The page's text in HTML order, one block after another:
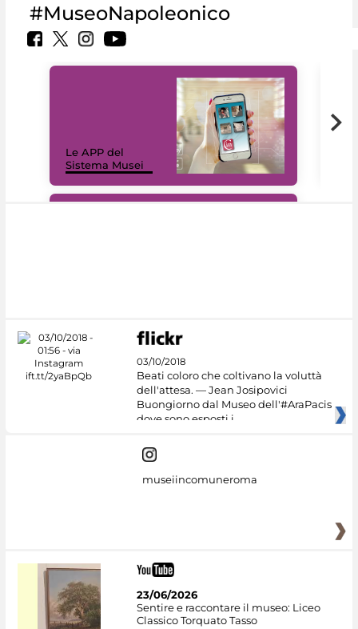
#MuseoNapoleonico
Le APP del
Sistema Musei
03/10/2018
Beati coloro che coltivano la voluttà
dell'attesa. — Jean Josipovici
Buongiorno dal Museo dell'#AraPacis
dove sono esposti i
museiincomuneroma
23/06/2026
Sentire e raccontare il museo: Liceo
Classico Torquato Tasso